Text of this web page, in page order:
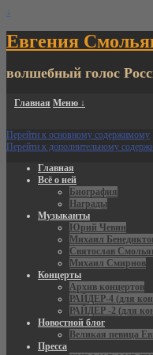
↓
Евгения
волшебный голос
Главная Меню ↓
Перейти к основному содержимому
Перейти к дополнительному
Главная
Всё о ней
Биография
Награды
Музыканты
Юрий Чевин
Михаил
Святослав
Михаил Смирнов
Концерты
Архив концертов
РАЙДЕР-4 (для
РАЙДЕР -2 (для
Новостной блог
Великая певица
Пресса